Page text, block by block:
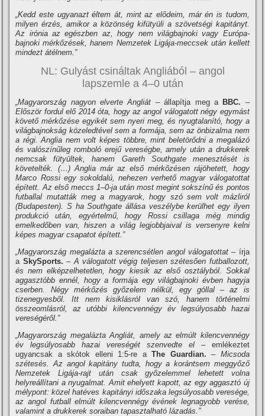
„Kedd este ugyanazt éltem át, mint az elődeim, már én is tudom,
milyen érzés, amikor a közönség kifütyüli a szövetségi kapitányt.
Az irónia az egészben az, hogy nem világbajnoki vagy Európa-
bajnoki mérkőzések, hanem Nemzetek Ligája-meccsek után kellett
mindezt átélnem.”
NL: Gulyást csináltak Angliából – angol
lapszemle a 4–0 után
„Magyarország nagyon elverte Angliát –állapítja meg a BBC. –
Először fordul elő 2014 óta, hogy az angol válogatott négy egymást
követő mérkőzése egyikét sem nyeri meg, és nyugtalanító, hogy a
világbajnokság közeledtével sem a formája, sem az önbizalma nem
a régi. Anglia nem volt képes többre, mint beletörődni a megalázó
és valószínűleg romboló erejű vereségbe, amely után a drukkerek
nemcsak fütyültek, hanem Gareth Southgate menesztését is
követelték. (…) Anglia már az első mérkőzésen rájöhetett, hogy
Marco Rossi egy sokoldalú, nehezen verhető magyar válogatottat
épített. Az első meccs 1–0-ja után most megint sokszínű és pontos
futballal mutatták meg a magyarok, hogy szó sem volt mázliról
(Budapesten). S ha Southgate állása veszélybe kerülhet egy ilyen
produkció után, egyértelmű, hogy Rossi csillaga még mindig
emelkedőben van, hiszen a világ legjobbjaival is versenyre kelni
képes magyar csapatot épített.”
„Magyarország megalázta a szerencsétlen angol válogatottat – írja
a SkySports.– A válogatott végig teljesen szétesően futballozott,
és nem elképzelhetetlen, hogy kiesik az első osztályból. Sokkal
aggasztóbb ennél, hogy a formája egy világbajnoki évben hagyja
cserben. Négy mérkőzés győzelem nélkül, egy góllal – az is
tizenegyesből. Itt nem kisiklásról van szó, hanem történelmi
összeomlásról, az utóbbi kilencvennégy év legsúlyosabb hazai
vereségéről.”
„Magyarország megalázta Angliát, amely az elmúlt kilencvennégy
év legsúlyosabb hazai vereségét szenvedte el – emlékeztet
ugyancsak a skótok elleni 1:5-re aThe Guardian.
– Micsoda
szétesés. Az angol kapitány tudta, hogy a korántsem meggyőző
Nemzetek Ligája-rajt után csak győzelemmel lehetett volna
helyreállítani a nyugalmat. Amit ehelyett kapott, az egy aggasztó új
mélypont: közel hatéves kapitányi időszaka legsúlyosabb veresége,
az angol futball elmúlt kilencvennégy évének legnagyobb verése,
valamint a drukkerek soraiban tapasztalható lázadás.”